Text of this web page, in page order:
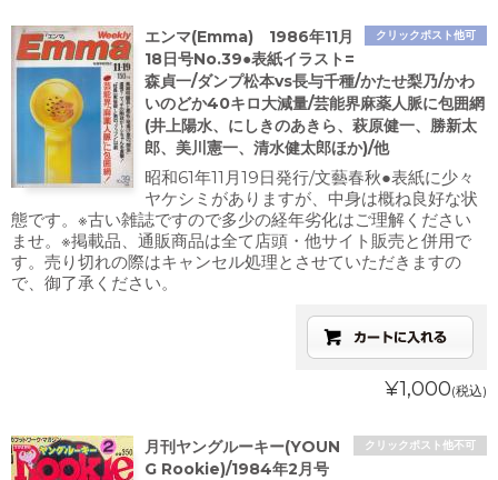
クリックポスト他可
エンマ(Emma) 1986年11月
18日号No.39●表紙イラスト=
森貞一/ダンプ松本vs長与千種/かたせ梨乃/かわ
いのどか40キロ大減量/芸能界麻薬人脈に包囲網
(井上陽水、にしきのあきら、萩原健一、勝新太
郎、美川憲一、清水健太郎ほか)/他
昭和61年11月19日発行/文藝春秋●表紙に少々
ヤケシミがありますが、中身は概ね良好な状
態です。※古い雑誌ですので多少の経年劣化はご理解ください
ませ。※掲載品、通販商品は全て店頭・他サイト販売と併用で
す。売り切れの際はキャンセル処理とさせていただきますの
で、御了承ください。
¥1,000(税込)
クリックポスト他不可
月刊ヤングルーキー(YOUN
G Rookie)/1984年2月号